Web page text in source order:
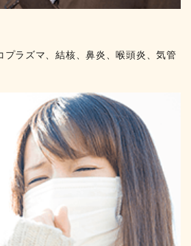
プラズマ、結核、鼻炎、喉頭炎、気管